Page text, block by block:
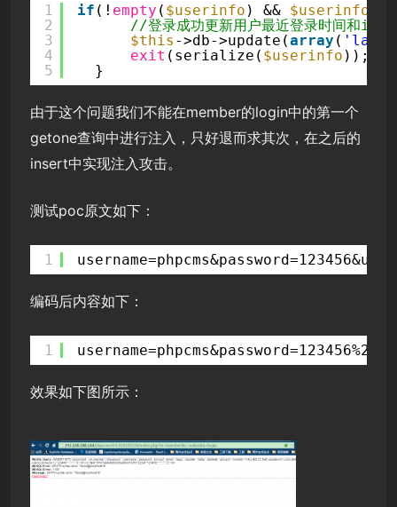
1
2
3
4
5
if (! empty ( $userinfo ) && $userinfo
//登录成功更新用户最近登录时间和ip
$this ->db->update(array (
exit (serialize( $userinfo ));
}
由于这个问题我们不能在member的login中的第一个
getone查询中进行注入，只好退而求其次，在之后的
insert中实现注入攻击。
测试poc原文如下：
1
编码后内容如下：
1
效果如下图所示：